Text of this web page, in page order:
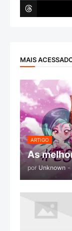
MAIS
ARTIGO
As
por Unknown -